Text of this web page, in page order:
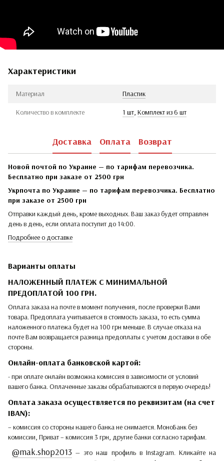
Характеристики
Материал Пластик
Количество в комплекте 1 шт, Комплект из 6 шт
Доставка Оплата Возврат
Новой почтой по Украине — по тарифам перевозчика.
Бесплатно при заказе от 2500 грн
Укрпочта по Украине — по тарифам перевозчика. Бесплатно
при заказе от 2500 грн
Отправки каждый день, кроме выходных. Ваш заказ будет отправлен
день в день, если оплата поступит до 14:00.
Подробнее о доставке
Варианты оплаты
НАЛОЖЕННЫЙ ПЛАТЕЖ С МИНИМАЛЬНОЙ
ПРЕДОПЛАТОЙ 100 ГРН.
Оплата заказа на почте в момент получения, после проверки Вами
товара. Предоплата учитывается в стоимость заказа, то есть сумма
наложенного платежа будет на 100 грн меньше. В случае отказа на
почте Вам возвращается разница предоплаты с учетом доставки в обе
стороны.
Онлайн-оплата банковской картой:
- при оплате онлайн возможна комиссия в зависимости от условий
вашего банка. Оплаченные заказы обрабатываются в первую очередь!
Оплата заказа осуществляется по реквизитам (на счет
IBAN):
– комиссия со стороны нашего банка не снимается. МоноБанк без
комиссии, Приват – комиссия 3 грн, другие банки согласно тарифам.
@mak.shop2013 — это наш профиль в Instagram. Кликайте на